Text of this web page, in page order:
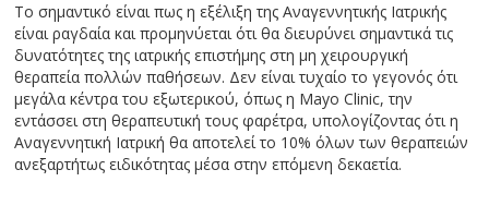
Το σημαντικό είναι πως η εξέλιξη της Αναγεννητικής Ιατρικής
είναι ραγδαία και προμηνύεται ότι θα διευρύνει σημαντικά τις
δυνατότητες της ιατρικής επιστήμης στη μη χειρουργική
θεραπεία πολλών παθήσεων. Δεν είναι τυχαίο το γεγονός ότι
μεγάλα κέντρα του εξωτερικού, όπως η Mayo Clinic, την
εντάσσει στη θεραπευτική τους φαρέτρα, υπολογίζοντας ότι η
Αναγεννητική Ιατρική θα αποτελεί το 10% όλων των θεραπειών
ανεξαρτήτως ειδικότητας μέσα στην επόμενη δεκαετία.